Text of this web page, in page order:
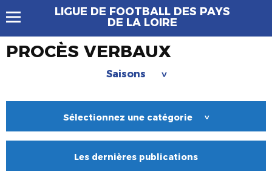
LIGUE DE FOOTBALL DES PAYS
DE LA LOIRE
PROCÈS VERBAUX
Saisons >
Sélectionnez une catégorie >
Les dernières publications